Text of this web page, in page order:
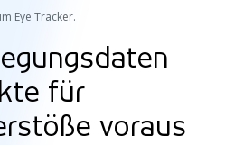
Eye Tracker.
für
voraus